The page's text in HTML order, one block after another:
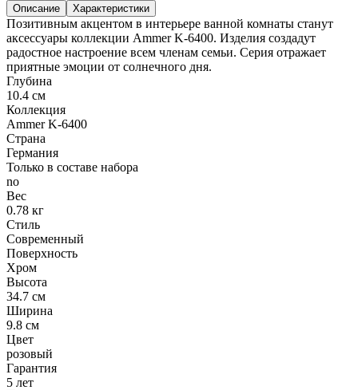
Описание Характеристики
Позитивным акцентом в интерьере ванной комнаты станут
аксессуары коллекции Ammer K-6400. Изделия создадут
радостное настроение всем членам семьи. Серия отражает
приятные эмоции от солнечного дня.
Глубина
10.4 см
Коллекция
Ammer K-6400
Страна
Германия
Только в составе набора
no
Вес
0.78 кг
Стиль
Современный
Поверхность
Хром
Высота
34.7 см
Ширина
9.8 см
Цвет
розовый
Гарантия
5 лет